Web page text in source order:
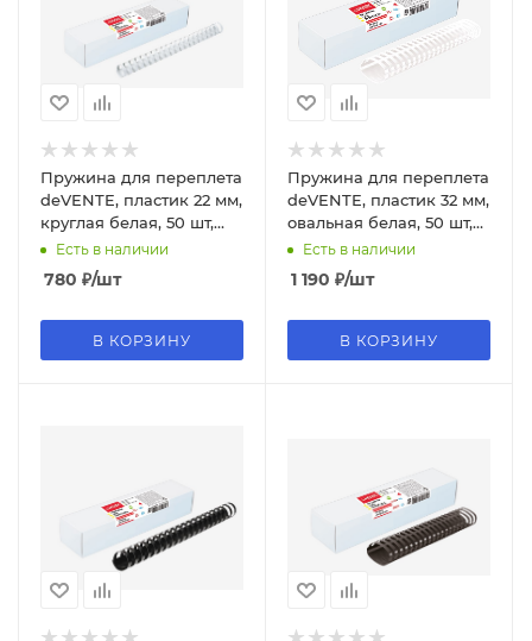
Пружина для переплета
deVENTE, пластик 22 мм,
круглая белая, 50 шт,
4125703
Есть в наличии
780 ₽/шт
В КОРЗИНУ
Пружина для переплета
deVENTE, пластик 32 мм,
овальная белая, 50 шт,
4125709
Есть в наличии
1 190 ₽/шт
В КОРЗИНУ